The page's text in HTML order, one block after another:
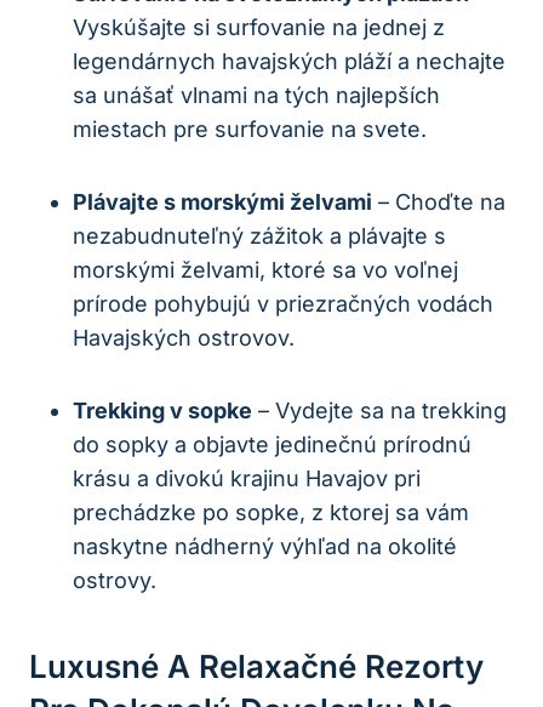
Vyskúšajte si surfovanie na jednej z
legendárnych havajských pláží a nechajte
sa unášať vlnami na tých najlepších
miestach pre surfovanie na svete.
Plávajte s morskými želvami – Choďte na
nezabudnuteľný zážitok a plávajte s
morskými želvami, ktoré sa vo voľnej
prírode pohybujú v priezračných vodách
Havajských ostrovov.
Trekking v sopke – Vydejte sa na trekking
do sopky a objavte jedinečnú prírodnú
krásu a divokú krajinu Havajov pri
prechádzke po sopke, z ktorej sa vám
naskytne nádherný výhľad na okolité
ostrovy.
Luxusné A Relaxačné Rezorty